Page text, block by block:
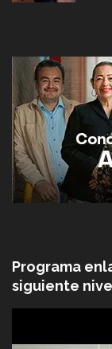
Programa
siguiente